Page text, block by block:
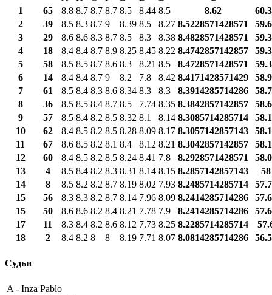
1
65 8.8 8.7 8.7 8.7 8.5 8.44 8.5 8.62
2
39 8.5 8.3 8.7 9 8.39 8.5 8.27 8.5228571428571
3
29 8.6 8.6 8.3 8.7 8.5 8.3 8.38 8.4828571428571
4
18 8.4 8.4 8.7 8.9 8.25 8.45 8.22 8.4742857142857
5
58 8.5 8.5 8.7 8.6 8.3 8.21 8.5 8.4728571428571
6
14 8.4 8.4 8.7 9 8.2 7.8 8.42 8.4171428571429
7
61 8.5 8.4 8.3 8.6 8.34 8.3 8.3 8.3914285714286
8
36 8.5 8.5 8.4 8.7 8.5 7.74 8.35 8.3842857142857
9
57 8.5 8.4 8.2 8.5 8.32 8.1 8.14 8.3085714285714
10
62 8.4 8.5 8.2 8.5 8.28 8.09 8.17 8.3057142857143
11
67 8.6 8.5 8.2 8.1 8.4 8.12 8.21 8.3042857142857
12
60 8.4 8.5 8.2 8.5 8.24 8.41 7.8 8.2928571428571
13
4 8.5 8.4 8.2 8.3 8.31 8.14 8.15 8.2857142857143
58
14
8 8.5 8.2 8.2 8.7 8.19 8.02 7.93 8.2485714285714
15
56 8.3 8.3 8.2 8.7 8.14 7.96 8.09 8.2414285714286
15
50 8.6 8.6 8.2 8.4 8.21 7.78 7.9 8.2414285714286
17
11 8.3 8.4 8.2 8.6 8.12 7.73 8.25 8.2285714285714
18
2 8.4 8.2 8 8 8.19 7.71 8.07 8.0814285714286
Судьи
A - Inza Pablo